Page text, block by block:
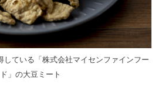
ている「株式会社マイセンファインフー
ド」の大豆ミート